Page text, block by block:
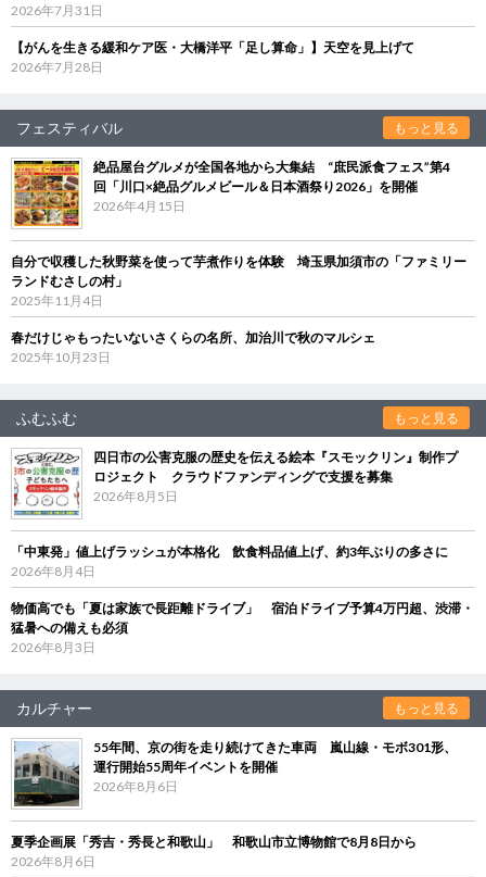
2026年7月31日
【がんを生きる緩和ケア医・大橋洋平「足し算命」】天空を見上げて
2026年7月28日
フェスティバル もっと見る
絶品屋台グルメが全国各地から大集結 “庶民派食フェス”第4
回「川口×絶品グルメビール＆日本酒祭り2026」を開催
2026年4月15日
自分で収穫した秋野菜を使って芋煮作りを体験 埼玉県加須市の「ファミリー
ランドむさしの村」
2025年11月4日
春だけじゃもったいないさくらの名所、加治川で秋のマルシェ
2025年10月23日
ふむふむ もっと見る
四日市の公害克服の歴史を伝える絵本『スモックリン』制作プ
ロジェクト クラウドファンディングで支援を募集
2026年8月5日
「中東発」値上げラッシュが本格化 飲食料品値上げ、約3年ぶりの多さに
2026年8月4日
物価高でも「夏は家族で長距離ドライブ」 宿泊ドライブ予算4万円超、渋滞・
猛暑への備えも必須
2026年8月3日
カルチャー もっと見る
55年間、京の街を走り続けてきた車両 嵐山線・モボ301形、
運行開始55周年イベントを開催
2026年8月6日
夏季企画展「秀吉・秀長と和歌山」 和歌山市立博物館で8月8日から
2026年8月6日